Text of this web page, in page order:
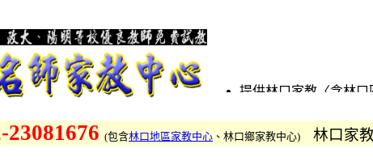
提供林口家教〈含林口
小家教、國中家教、
找林口鋼琴家教、國
23081676 (包含林口地區家教中心 、林口鄉家教中心) 林口家